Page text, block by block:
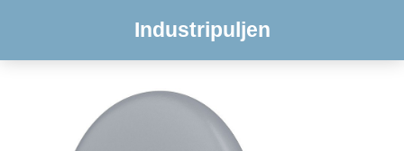
Industripuljen